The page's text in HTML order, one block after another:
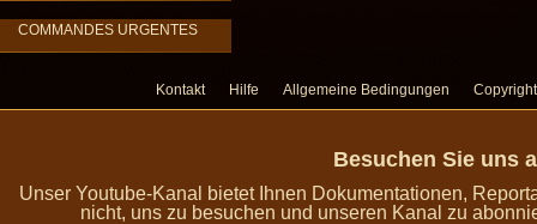
COMMANDES URGENTES
Kontakt Hilfe Allgemeine Bedingungen Copyright
Besuchen Sie uns
Unser Youtube-Kanal bietet Ihnen Dokumentationen,
nicht, uns zu besuchen und unseren Kanal zu